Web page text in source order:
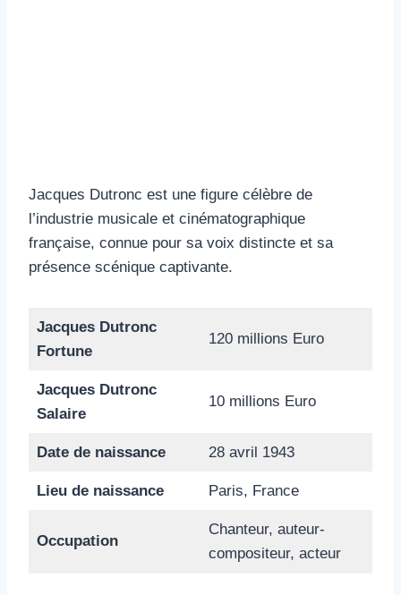
Jacques Dutronc est une figure célèbre de
l’industrie musicale et cinématographique
française, connue pour sa voix distincte et sa
présence scénique captivante.
Jacques Dutronc
Fortune
120 millions Euro
Jacques Dutronc
Salaire
10 millions Euro
Date de naissance 28 avril 1943
Lieu de naissance Paris, France
Occupation
Chanteur, auteur-
compositeur, acteur